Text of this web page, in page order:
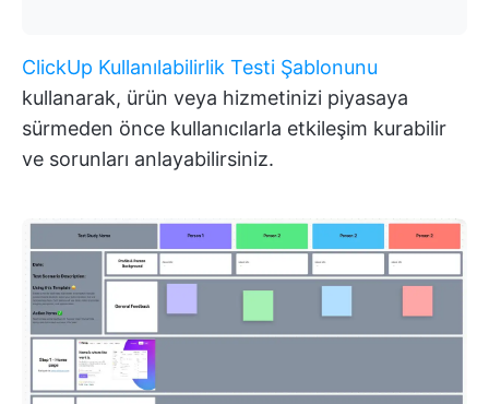
ClickUp Kullanılabilirlik Testi Şablonunu
kullanarak, ürün veya hizmetinizi piyasaya
sürmeden önce kullanıcılarla etkileşim kurabilir
ve sorunları anlayabilirsiniz.